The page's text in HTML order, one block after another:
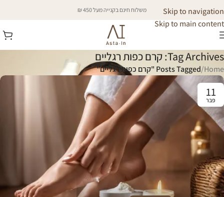
Skip to navigation
Skip to main content
משלוח חינם בקנייה מעל 450 ₪
Tag Archives: קרם כפות רגליים
Home
/Posts Tagged "קרם כפות רגליים"
11
פבר